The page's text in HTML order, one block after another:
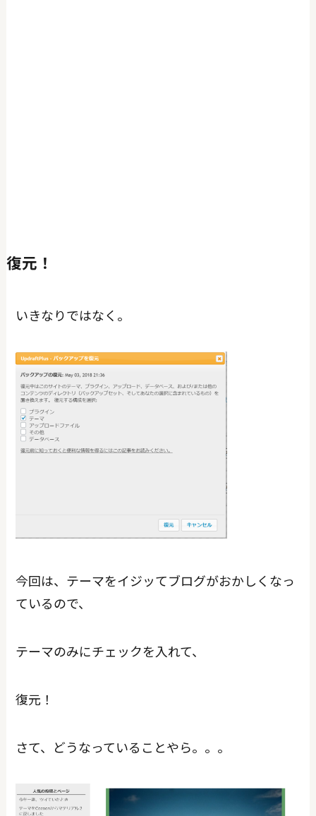
復元！
いきなりではなく。
今回は、テーマをイジッてブログがおかしくなっ
ているので、
テーマのみにチェックを入れて、
復元！
さて、どうなっていることやら。。。